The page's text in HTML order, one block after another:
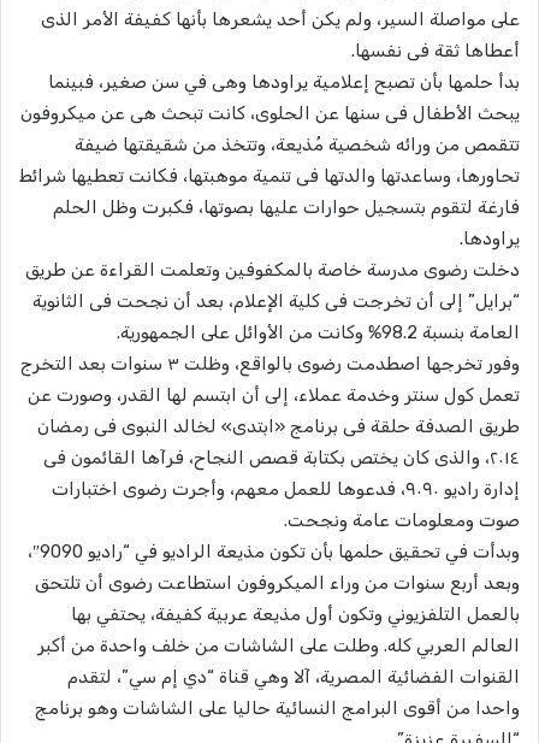
على مواصلة السير، ولم يكن أحد يشعرها بأنها كفيفة الأمر الذى
أعطاها ثقة فى نفسها.
بدأ حلمها بأن تصبح إعلامية يراودها وهى في سن صغير، فبينما
يبحث الأطفال فى سنها عن الحلوى، كانت تبحث هى عن ميكروفون
تتقمص من ورائه شخصية مُذيعة، وتتخذ من شقيقتها ضيفة
تحاورها، وساعدتها والدتها فى تنمية موهبتها، فكانت تعطيها شرائط
فارغة لتقوم بتسجيل حوارات عليها بصوتها، فكبرت وظل الحلم
يراودها.
دخلت رضوى مدرسة خاصة بالمكفوفين وتعلمت القراءة عن طريق
“برايل” إلى أن تخرجت فى كلية الإعلام، بعد أن نجحت فى الثانوية
العامة بنسبة 98.2% وكانت من الأوائل على الجمهورية.
وفور تخرجها اصطدمت رضوى بالواقع، وظلت ٣ سنوات بعد التخرج
تعمل كول سنتر وخدمة عملاء، إلى أن ابتسم لها القدر، وصورت عن
طريق الصدفة حلقة فى برنامج «ابتدى» لخالد النبوى فى رمضان
٢٠١٤، والذى كان يختص بكتابة قصص النجاح، فرآها القائمون فى
إدارة راديو ٩٠٩٠، فدعوها للعمل معهم، وأجرت رضوى اختبارات
صوت ومعلومات عامة ونجحت.
وبدأت في تحقيق حلمها بأن تكون مذيعة الراديو في “راديو 9090″،
وبعد أربع سنوات من وراء الميكروفون استطاعت رضوى أن تلتحق
بالعمل التلفزيوني وتكون أول مذيعة عربية كفيفة، يحتفي بها
العالم العربي كله. وطلت على الشاشات من خلف واحدة من أكبر
القنوات الفضائية المصرية، آلا وهي قناة “دي إم سي”، لتقدم
واحدا من أقوى البرامج النسائية حاليا على الشاشات وهو برنامج